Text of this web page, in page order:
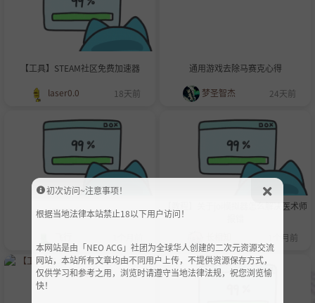
【工具】STEAM社区免费加速器
laser0.0 18天前
通用游戏去除马赛克心得
梦圣智杰 24天前
[工具]pixiv-shaft
【教程】关于joi模拟器怎么解决医术师
1个月前
初次访问~注意事项！
根据当地法律本站禁止18以下用户访问！
本网站是由「NEO ACG」社团为全球华人创建的二次元资源交流
网站，本站所有文章均由不同用户上传，不提供资源保存方式，
仅供学习和参考之用，浏览时请遵守当地法律法规，祝您浏览愉
快！